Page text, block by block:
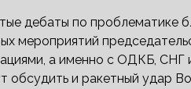
дебаты по проблематике
мероприятий
а именно с ОДКБ,
обсудить и ракетный удар